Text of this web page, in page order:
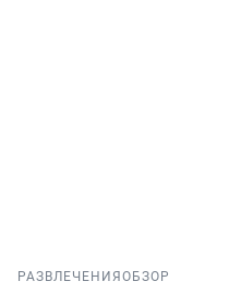
РАЗВЛЕЧЕНИЯ ОБЗОР